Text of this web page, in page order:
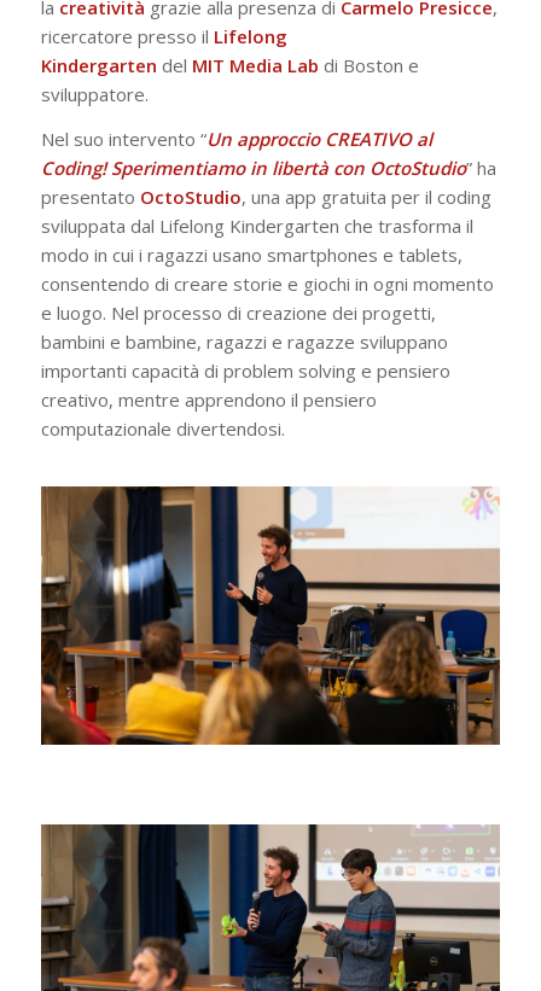
la creatività grazie alla presenza di Carmelo Presicce,
ricercatore presso il Lifelong
Kindergarten del MIT Media Lab di Boston e
sviluppatore.
Nel suo intervento “Un approccio CREATIVO al
Coding! Sperimentiamo in libertà con OctoStudio” ha
presentato OctoStudio, una app gratuita per il coding
sviluppata dal Lifelong Kindergarten che trasforma il
modo in cui i ragazzi usano smartphones e tablets,
consentendo di creare storie e giochi in ogni momento
e luogo. Nel processo di creazione dei progetti,
bambini e bambine, ragazzi e ragazze sviluppano
importanti capacità di problem solving e pensiero
creativo, mentre apprendono il pensiero
computazionale divertendosi.